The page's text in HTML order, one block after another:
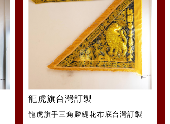
龍虎旗台灣訂製
龍虎旗手三角麟緹花布底台灣訂製